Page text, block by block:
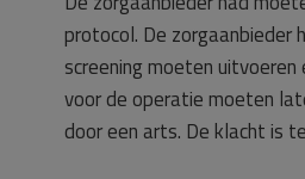
protocol. De zorgaanbieder
screening moeten
voor de operatie moeten
door een arts. De klacht is